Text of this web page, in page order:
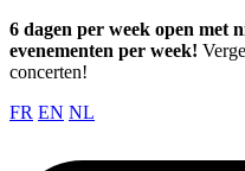
6 dagen per week open met
evenementen per week!
concerten!
FR EN NL